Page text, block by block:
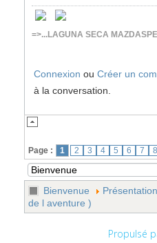
=>...LAGUNA SECA
Connexion ou Créer un
à la conversation.
Page : 1 2 3 4 5 6 7 8
Bienvenue Présentation
de l aventure )
Propulsé